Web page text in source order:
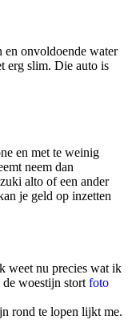
en onvoldoende water
erg slim. Die auto is
en met te weinig
neem dan
alto of een ander
je geld op inzetten
weet nu precies wat ik
woestijn stort foto
rond te lopen lijkt me.